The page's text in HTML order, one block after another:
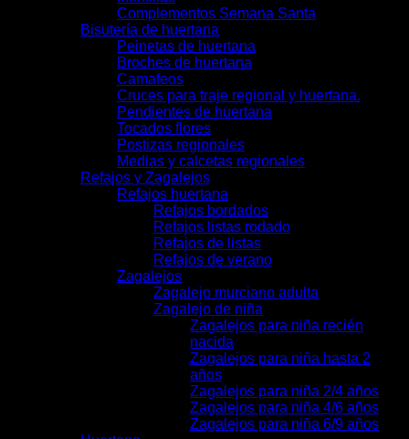
Complementos Semana Santa
Bisutería de huertana
Peinetas de huertana
Broches de huertana
Camafeos
Cruces para traje regional y huertana.
Pendientes de huertana
Tocados flores
Postizas regionales
Medias y calcetas regionales
Refajos y Zagalejos
Refajos huertana
Refajos bordados
Refajos listas rodado
Refajos de listas
Refajos de verano
Zagalejos
Zagalejo murciano adulta
Zagalejo de niña
Zagalejos para niña recién
nacida
Zagalejos para niña hasta 2
años
Zagalejos para niña 2/4 años
Zagalejos para niña 4/6 años
Zagalejos para niña 6/9 años